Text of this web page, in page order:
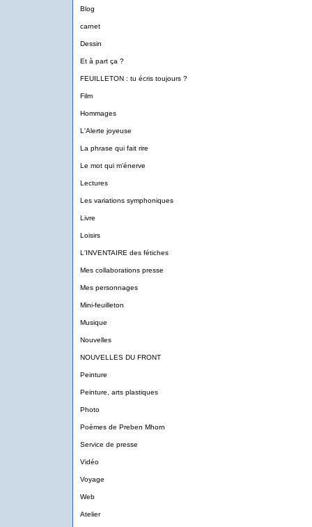
Blog
carnet
Dessin
Et à part ça ?
FEUILLETON : tu écris toujours ?
Film
Hommages
L'Alerte joyeuse
La phrase qui fait rire
Le mot qui m'énerve
Lectures
Les variations symphoniques
Livre
Loisirs
L'INVENTAIRE des fétiches
Mes collaborations presse
Mes personnages
Mini-feuilleton
Musique
Nouvelles
NOUVELLES DU FRONT
Peinture
Peinture, arts plastiques
Photo
Poèmes de Preben Mhorn
Service de presse
Vidéo
Voyage
Web
Atelier